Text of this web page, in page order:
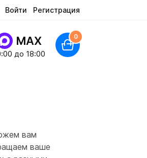
Войти Регистрация
MAX
до 18:00
0
вам
ваше